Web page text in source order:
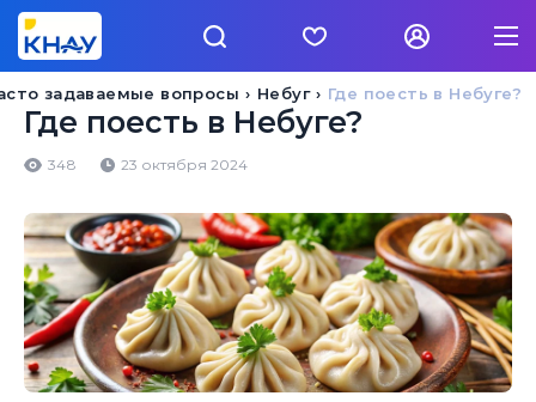
Где поесть в Небуге?
Небуг
задаваемые вопросы
Где поесть в Небуге?
348 23 октября 2024